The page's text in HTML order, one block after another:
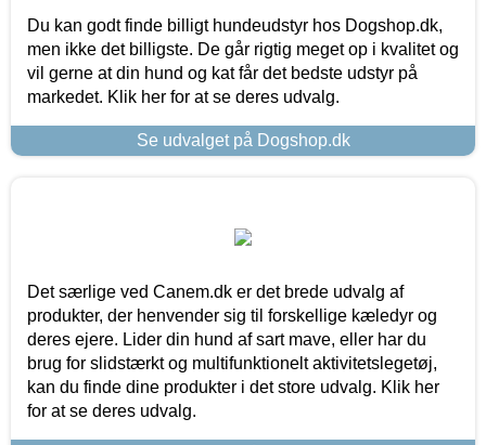
Du kan godt finde billigt hundeudstyr hos Dogshop.dk,
men ikke det billigste. De går rigtig meget op i kvalitet og
vil gerne at din hund og kat får det bedste udstyr på
markedet. Klik her for at se deres udvalg.
Se udvalget på Dogshop.dk
Det særlige ved Canem.dk er det brede udvalg af
produkter, der henvender sig til forskellige kæledyr og
deres ejere. Lider din hund af sart mave, eller har du
brug for slidstærkt og multifunktionelt aktivitetslegetøj,
kan du finde dine produkter i det store udvalg. Klik her
for at se deres udvalg.